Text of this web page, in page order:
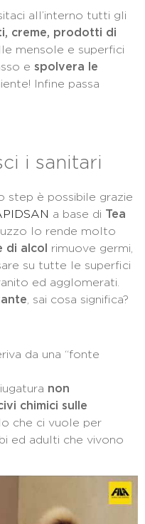
all’interno tutti gli
creme, prodotti di
mensole e superfici
e spolvera le
Infine passa
i sanitari
step è possibile grazie
a base di Tea
lo rende molto
di alcol
rimuove germi,
su tutte le superfici
ed agglomerati.
, sai cosa significa?
da una “fonte
non
chimici sulle
che ci vuole per
ed adulti che vivono